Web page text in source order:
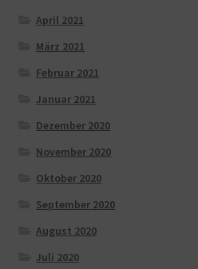
April 2021
März 2021
Februar 2021
Januar 2021
Dezember 2020
November 2020
Oktober 2020
September 2020
August 2020
Juli 2020